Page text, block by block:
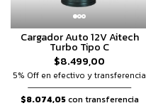
Cargador Auto 12V Aitech
Turbo Tipo C
$8.499,00
5% Off en efectivo y transferencia
$8.074,05con transferencia